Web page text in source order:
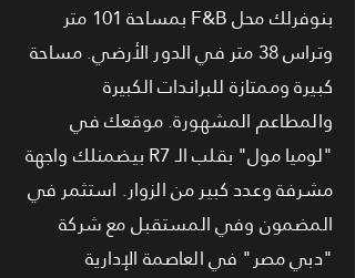
بنوفرلك محل F&B بمساحة 101 متر
وتراس 38 متر في الدور الأرضي. مساحة
كبيرة وممتازة للبراندات الكبيرة
والمطاعم المشهورة. موقعك في
"لوميا مول" بقلب الـ R7 بيضمنلك واجهة
مشرفة وعدد كبير من الزوار. استثمر في
المضمون وفي المستقبل مع شركة
"دبي مصر" في العاصمة الإدارية